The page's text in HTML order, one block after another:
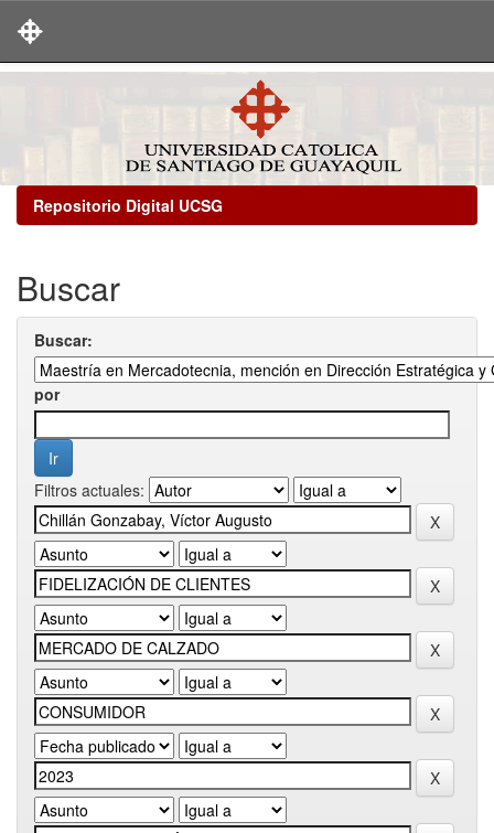
Repositorio Digital UCSG
Buscar
Buscar:
por
Filtros actuales: